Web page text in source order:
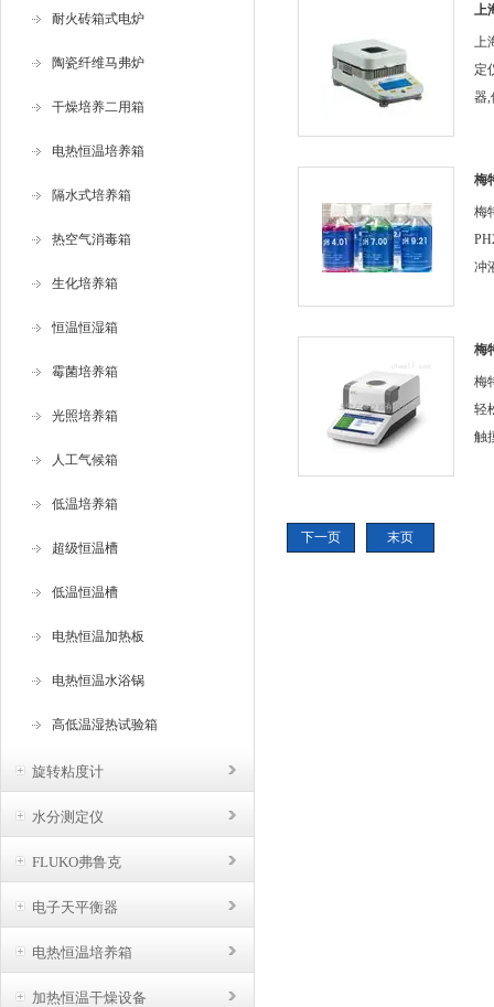
耐火砖箱式电炉
陶瓷纤维马弗炉
干燥培养二用箱
电热恒温培养箱
隔水式培养箱
热空气消毒箱
生化培养箱
恒温恒湿箱
霉菌培养箱
光照培养箱
人工气候箱
低温培养箱
超级恒温槽
低温恒温槽
电热恒温加热板
电热恒温水浴锅
高低温湿热试验箱
旋转粘度计
水分测定仪
FLUKO弗鲁克
电子天平衡器
电热恒温培养箱
加热恒温干燥设备
质
等
上
定
上
定
器,
富
数.
功
梅
冲
梅
冲
贴
溯
的
梅
梅
轻
触
下一页 末页